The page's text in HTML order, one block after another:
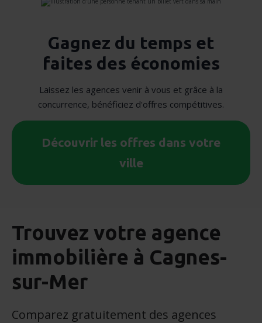
Gagnez du temps et
faites des économies
Laissez les agences venir à vous et grâce à la
concurrence, bénéficiez d'offres compétitives.
Découvrir les offres dans votre
ville
Trouvez votre agence
immobilière à Cagnes-
sur-Mer
Comparez gratuitement des agences